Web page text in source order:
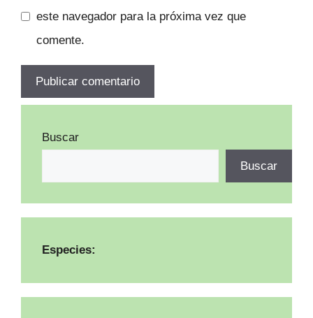
este navegador para la próxima vez que
comente.
Buscar
Buscar
Especies: